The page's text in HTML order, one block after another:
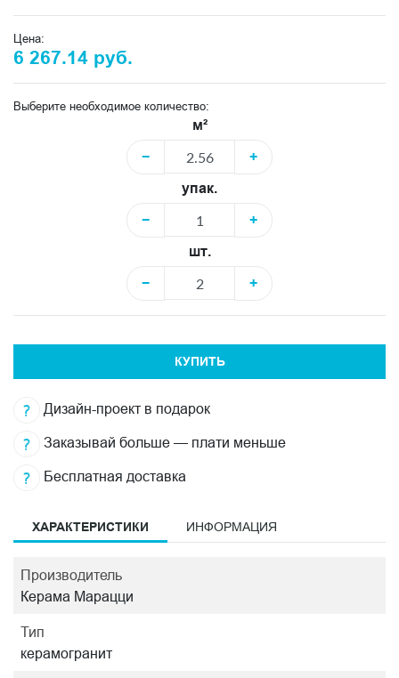
Цена:
6 267.14 руб.
Выберите необходимое количество:
м²
−
+
упак.
−
+
шт.
−
+
КУПИТЬ
Дизайн-проект в подарок
Заказывай больше — плати меньше
Бесплатная доставка
ХАРАКТЕРИСТИКИ ИНФОРМАЦИЯ
Производитель
Керама Марацци
Тип
керамогранит